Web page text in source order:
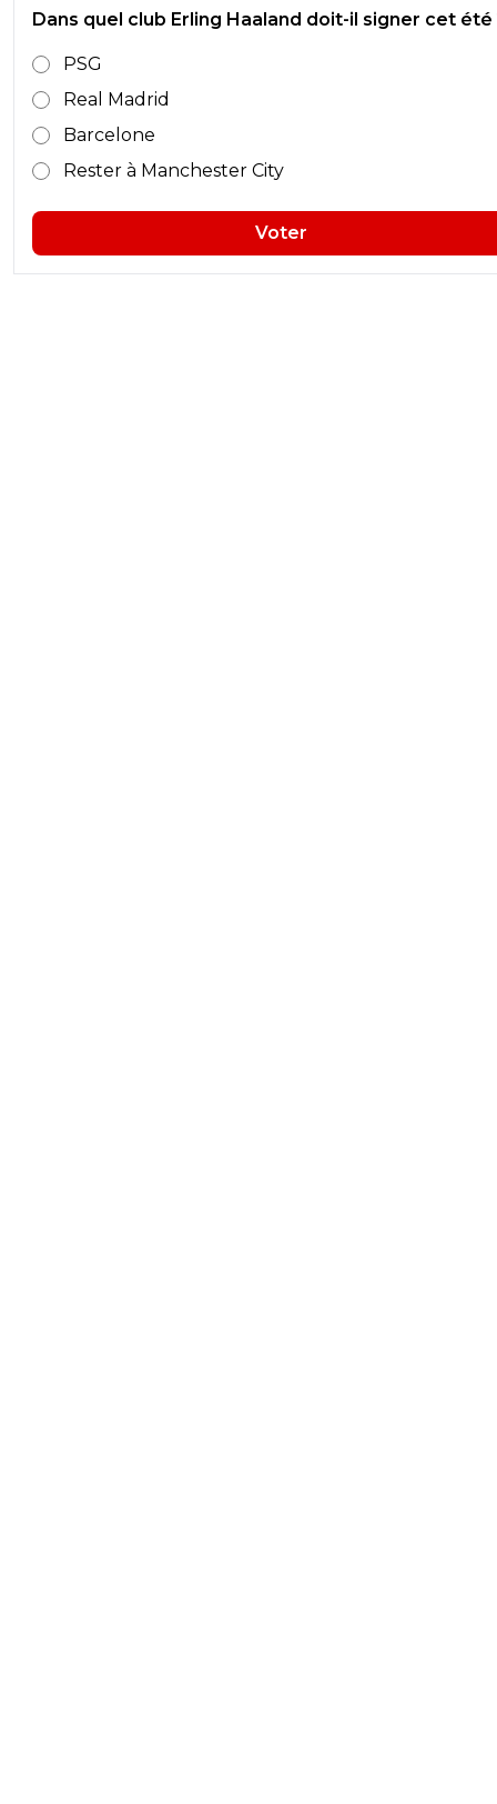
Dans quel club Erling Haaland doit-il signer cet été
PSG
Real Madrid
Barcelone
Rester à Manchester City
Voter